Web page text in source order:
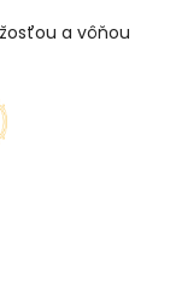
a vôňou